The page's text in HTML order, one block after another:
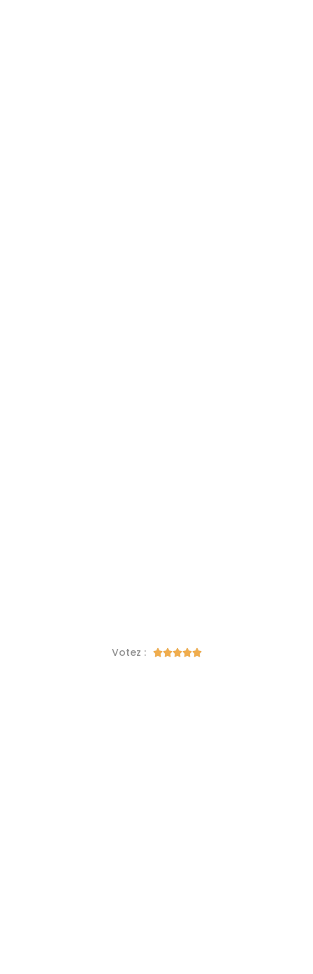
Votez : 